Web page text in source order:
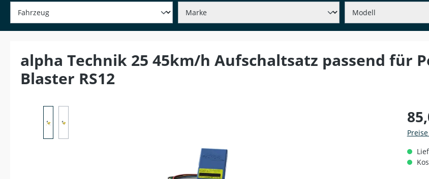
alpha Technik 25 45km/h Aufschaltsatz passend für
Blaster RS12